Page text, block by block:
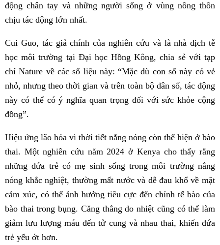
động chân tay và những người sống ở vùng nông thôn
chịu tác động lớn nhất.
Cui Guo, tác giả chính của nghiên cứu và là nhà dịch tễ
học môi trường tại Đại học Hồng Kông, chia sẻ với tạp
chí Nature về các số liệu này: “Mặc dù con số này có vẻ
nhỏ, nhưng theo thời gian và trên toàn bộ dân số, tác động
này có thể có ý nghĩa quan trọng đối với sức khỏe cộng
đồng”.
Hiệu ứng lão hóa vì thời tiết nắng nóng còn thể hiện ở bào
thai. Một nghiên cứu năm 2024 ở Kenya cho thấy rằng
những đứa trẻ có mẹ sinh sống trong môi trường nắng
nóng khắc nghiệt, thường mất nước và dễ đau khổ về mặt
cảm xúc, có thể ảnh hưởng tiêu cực đến chính tế bào của
bào thai trong bụng. Căng thẳng do nhiệt cũng có thể làm
giảm lưu lượng máu đến tử cung và nhau thai, khiến đứa
trẻ yếu ớt hơn.